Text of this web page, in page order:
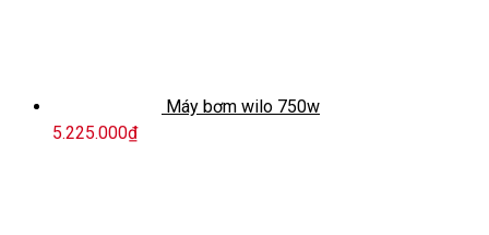
Máy bơm wilo 750w
5.225.000₫